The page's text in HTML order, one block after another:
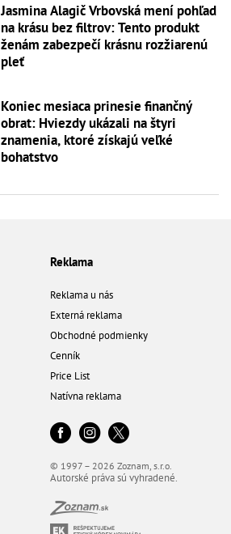
Jasmina Alagič Vrbovská mení pohľad
na krásu bez filtrov: Tento produkt
ženám zabezpečí krásnu rozžiarenú
pleť
Koniec mesiaca prinesie finančný
obrat: Hviezdy ukázali na štyri
znamenia, ktoré získajú veľké
bohatstvo
Reklama
Reklama u nás
Externá reklama
Obchodné podmienky
Cenník
Price List
Natívna reklama
© 1997 – 2026 Zoznam, s.r.o.
Autorské práva sú vyhradené.